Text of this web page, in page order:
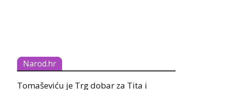
Narod.hr
Tomaševiću je Trg dobar za Tita i